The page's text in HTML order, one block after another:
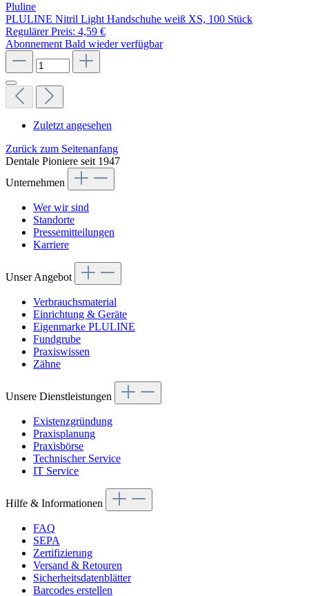
Pluline
PLULINE Nitril Light Handschuhe weiß XS, 100 Stück
Regulärer Preis: 4,59 €
Abonnement Bald wieder verfügbar
Zuletzt angesehen
Zurück zum Seitenanfang
Dentale Pioniere seit 1947
Unternehmen
Wer wir sind
Standorte
Pressemitteilungen
Karriere
Unser Angebot
Verbrauchsmaterial
Einrichtung & Geräte
Eigenmarke PLULINE
Fundgrube
Praxiswissen
Zähne
Unsere Dienstleistungen
Existenzgründung
Praxisplanung
Praxisbörse
Technischer Service
IT Service
Hilfe & Informationen
FAQ
SEPA
Zertifizierung
Versand & Retouren
Sicherheitsdatenblätter
Barcodes erstellen